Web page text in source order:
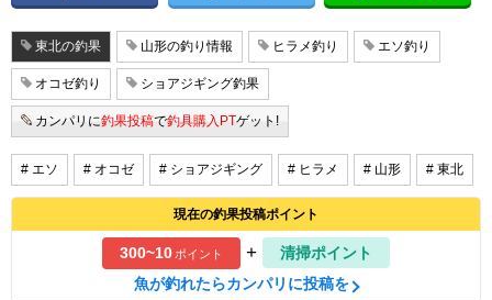
東北の釣果 山形の釣り情報 ヒラメ釣り エソ釣り
オコゼ釣り ショアジギング釣果
カンパリに釣果投稿で釣具購入PTゲット!
# エソ # オコゼ # ショアジギング # ヒラメ # 山形 # 東北
現在の釣果投稿ポイント
300~10ポイント +
清掃ポイント
魚が釣れたらカンパリに投稿を